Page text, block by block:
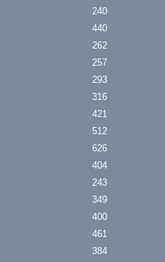
240
440
262
257
293
316
421
512
626
404
243
349
400
461
384